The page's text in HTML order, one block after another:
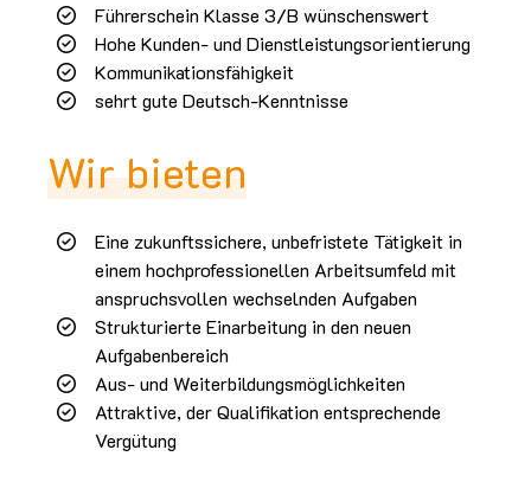
Führerschein Klasse 3/B wünschenswert
Hohe Kunden- und Dienstleistungsorientierung
Kommunikationsfähigkeit
sehrt gute Deutsch-Kenntnisse
Wir bieten
Eine zukunftssichere, unbefristete Tätigkeit in
einem hochprofessionellen Arbeitsumfeld mit
anspruchsvollen wechselnden Aufgaben
Strukturierte Einarbeitung in den neuen
Aufgabenbereich
Aus- und Weiterbildungsmöglichkeiten
Attraktive, der Qualifikation entsprechende
Vergütung